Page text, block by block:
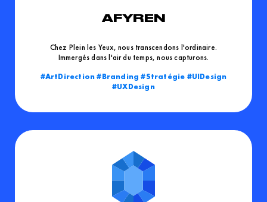
AFYREN
Chez Plein les Yeux, nous transcendons l'ordinaire.
Immergés dans l'air du temps, nous capturons.
ArtDirection
Branding Stratégie
UIDesign
UXDesign